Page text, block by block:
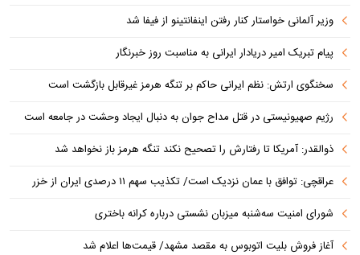
وزیر آلمانی خواستار کنار رفتن اینفانتینو از فیفا شد
پیام تبریک امیر دریادار ایرانی به مناسبت روز خبرنگار
سخنگوی ارتش: نظم ایرانی حاکم بر تنگه هرمز غیرقابل بازگشت است
رژیم صهیونیستی در قتل مداح جوان به دنبال ایجاد وحشت در جامعه است
ذوالقدر: آمریکا تا رفتارش را تصحیح نکند تنگه هرمز باز نخواهد شد
عراقچی: توافق با عمان نزدیک است/ تکذیب سهم ۱۱ درصدی ایران از خزر
شورای امنیت سه‌شنبه میزبان نشستی درباره کرانه باختری
آغاز فروش بلیت اتوبوس به مقصد مشهد/ قیمت‌ها اعلام شد